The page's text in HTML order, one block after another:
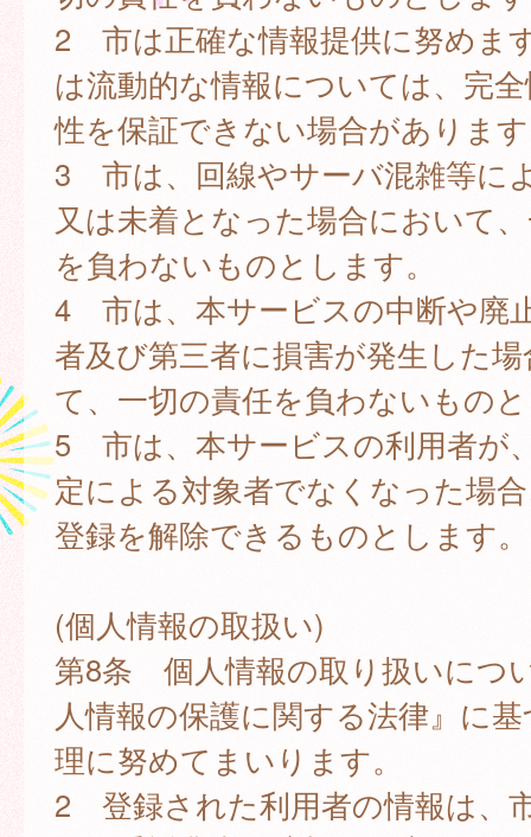
2 市は正確な情報提供に努めま
は流動的な情報については、完
性を保証できない場合がありま
3 市は、回線やサーバ混雑等に
又は未着となった場合において
を負わないものとします。
4 市は、本サービスの中断や廃
者及び第三者に損害が発生した
て、一切の責任を負わないもの
5 市は、本サービスの利用者が
定による対象者でなくなった場
登録を解除できるものとします。
(個人情報の取扱い)
第8条 個人情報の取り扱いにつ
人情報の保護に関する法律』に
理に努めてまいります。
2 登録された利用者の情報は、